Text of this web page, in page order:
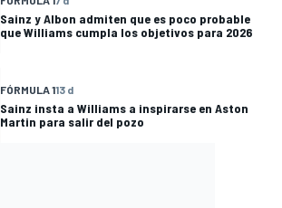
Sainz y Albon admiten que es poco probable
que Williams cumpla los objetivos para 2026
FÓRMULA 113 d
Sainz insta a Williams a inspirarse en Aston
Martin para salir del pozo